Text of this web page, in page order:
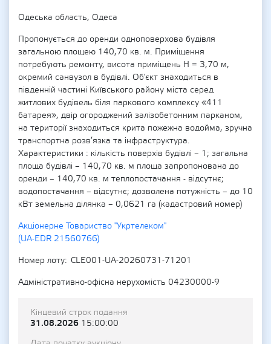
Одеська область, Одеса
Пропонується до оренди одноповерхова будівля
загальною площею 140,70 кв. м. Приміщення
потребують ремонту, висота приміщень Н = 3,70 м,
окремий санвузол в будівлі. Об'єкт знаходиться в
південній частині Київського району міста серед
житлових будівель біля паркового комплексу «411
батарея», двір огороджений залізобетонним парканом,
на території знаходиться крита пожежна водойма, зручна
транспортна розв’язка та інфраструктура.
Характеристики : кількість поверхів будівлі – 1; загальна
площа будівлі – 140,70 кв. м площа запропонована до
оренди – 140,70 кв. м теплопостачання - відсутнє;
водопостачання – відсутнє; дозволена потужність – до 10
кВт земельна ділянка – 0,0621 га (кадастровий номер)
Акціонерне Товариство "Укртелеком"
(UA-EDR 21560766)
Номер лоту
CLE001-UA-20260731-71201
Адміністративно-офісна нерухомість 04230000-9
Кінцевий строк подання
31.08.2026 15:00:00